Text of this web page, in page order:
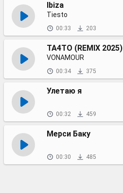
Ibiza
Tiesto
00:33 203
TA4TO (REMIX 2025)
VONAMOUR
00:34 375
Улетаю я
00:32 459
Мерси Баку
00:30 485